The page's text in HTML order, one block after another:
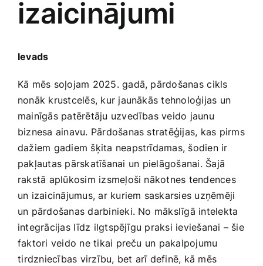
Medicīnas preces
Pakalpojumi
Pārtikas preces
Preces birojam
Preces pieaugušajiem
Rotaļlietas, bērnu preces
izaicinājumi
Ievads
Kā mēs soļojam 2025. gadā, pārdošanas⁤ cikls
nonāk krustcelēs, kur jaunākās tehnoloģijas un
mainīgās patērētāju ‌uzvedības veido‍ jaunu
biznesa ainavu. Pārdošanas stratēģijas, kas pirms
dažiem gadiem šķita neapstrīdamas, šodien ir
pakļautas pārskatīšanai un⁣ pielāgošanai. Šajā‍
rakstā aplūkosim izsmeļoši nākotnes tendences
un izaicinājumus, ar kuriem saskarsies uzņēmēji
un pārdošanas darbinieki. No mākslīgā intelekta
integrācijas⁢ līdz ‍ilgtspējīgu praksi ‌ieviešanai – šie‌
faktori veido ne tikai preču un pakalpojumu
⁣tirdzniecības virzību, bet arī definē, kā mēs